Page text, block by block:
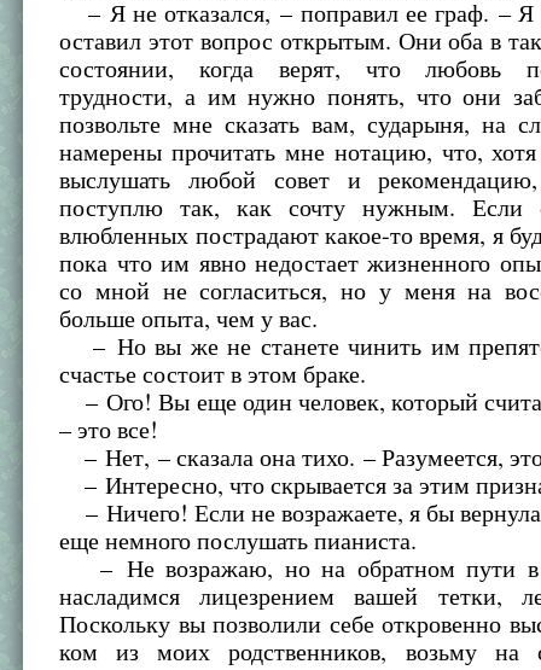
– Я не отказался, – поправил ее граф. –
оставил этот вопрос открытым. Они оба в
состоянии, когда верят, что любовь
трудности, а им нужно понять, что они
позвольте мне сказать вам, сударыня, на
намерены прочитать мне нотацию, что, хотя
выслушать любой совет и
поступлю так, как сочту нужным. Если
влюбленных пострадают какое-то время, я
пока что им явно недостает жизненного
со мной не согласиться, но у меня на
больше опыта, чем у вас.
– Но вы же не станете чинить им
счастье состоит в этом браке.
– Ого! Вы еще один человек, который
– это все!
– Нет, – сказала она тихо. – Разумеется,
– Интересно, что скрывается за этим
– Ничего! Если не возражаете, я бы
еще немного послушать пианиста.
– Не возражаю, но на обратном пути в
насладимся лицезрением вашей тетки,
Поскольку вы позволили себе откровенно
ком из моих родственников, возьму на